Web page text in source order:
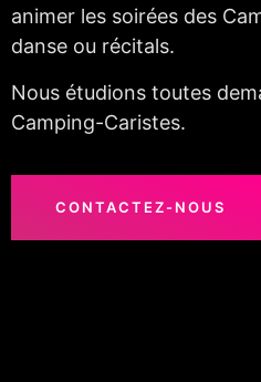
animer les soirées des
danse ou récitals.
Nous étudions toutes
Camping-Caristes.
CONTACTEZ-NOUS